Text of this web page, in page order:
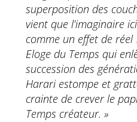
superposition des
vient que l’imaginaire
comme un effet de réel
Eloge du Temps qui
succession des
Harari estompe et
crainte de crever le
Temps créateur. »